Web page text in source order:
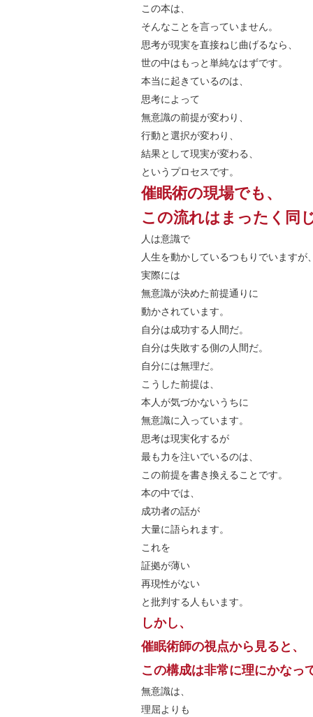
この本は、
そんなことを言っていません。
思考が現実を直接ねじ曲げるなら、
世の中はもっと単純なはずです。
本当に起きているのは、
思考によって
無意識の前提が変わり、
行動と選択が変わり、
結果として現実が変わる、
というプロセスです。
催眠術の現場でも、
この流れはまったく同
人は意識で
人生を動かしているつもりでいますが、
実際には
無意識が決めた前提通りに
動かされています。
自分は成功する人間だ。
自分は失敗する側の人間だ。
自分には無理だ。
こうした前提は、
本人が気づかないうちに
無意識に入っています。
思考は現実化するが
最も力を注いでいるのは、
この前提を書き換えることです。
本の中では、
成功者の話が
大量に語られます。
これを
証拠が薄い
再現性がない
と批判する人もいます。
しかし、
催眠術師の視点から見ると、
この構成は非常に理にかなっ
無意識は、
理屈よりも